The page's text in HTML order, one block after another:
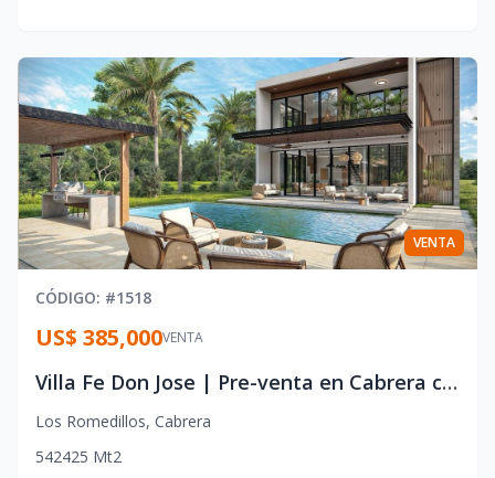
VENTA
CÓDIGO: #1518
VENTA
US$ 385,000
Villa Fe Don Jose | Pre-venta en Cabrera con 425 m², piscina privada, BBQ y azotea con jacuzzi
Los Romedillos, Cabrera
542425 Mt2